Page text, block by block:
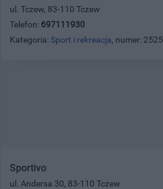
ul. Tczew, 83-110 Tczew
Telefon: 697111930
Kategoria: Sport i rekreacja, numer: 2525
Sportivo
ul. Andersa 30, 83-110 Tczew